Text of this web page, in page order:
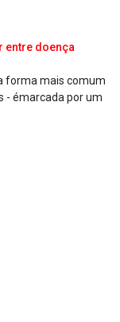
entre doença
forma mais comum
- émarcada por um